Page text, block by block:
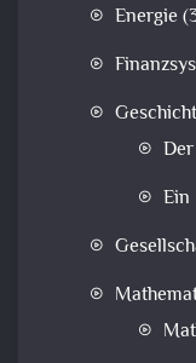
Energie
Ein